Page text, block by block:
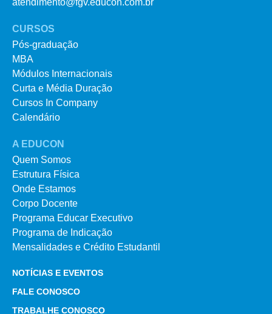
atendimento@fgv.educon.com.br
CURSOS
Pós-graduação
MBA
Módulos Internacionais
Curta e Média Duração
Cursos In Company
Calendário
A EDUCON
Quem Somos
Estrutura Física
Onde Estamos
Corpo Docente
Programa Educar Executivo
Programa de Indicação
Mensalidades e Crédito Estudantil
NOTÍCIAS E EVENTOS
FALE CONOSCO
TRABALHE CONOSCO